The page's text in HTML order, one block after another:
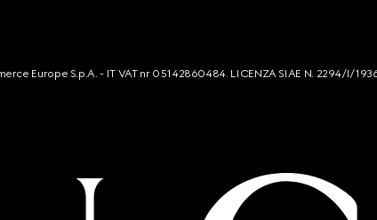
Europe S.p.A. - IT VAT nr 05142860484. LICENZA SIAE N. 2294/I/